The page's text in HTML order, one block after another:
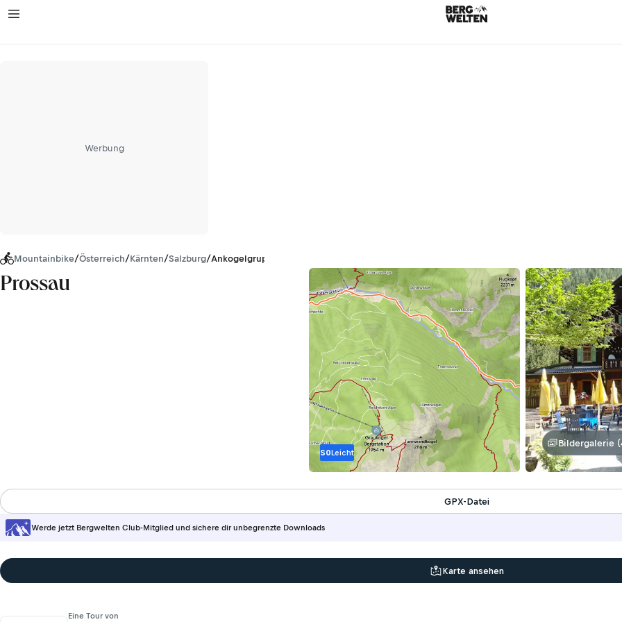
Werbung
Mountainbike/Österreich/Kärnten/Salzburg/Ankogelgruppe
Prossau
S0Leicht
Bildergalerie
Werde jetzt Bergwelten Club-Mitglied und sichere dir unbegrenzte Downloads
GPX-Datei
Karte ansehen
Eine Tour von